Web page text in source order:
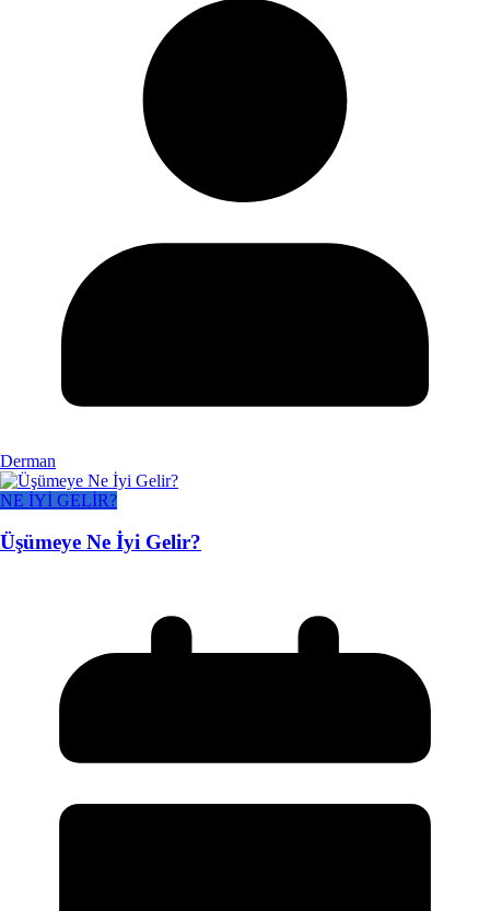
Derman
NE İYİ GELİR?
Üşümeye Ne İyi Gelir?